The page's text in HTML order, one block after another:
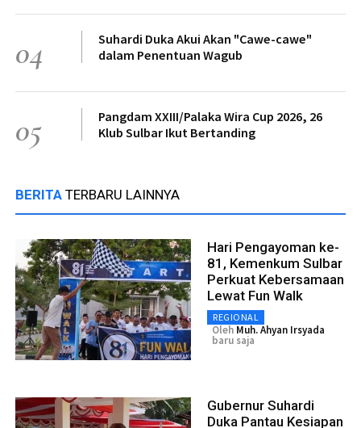
04
Suhardi Duka Akui Akan "Cawe-cawe"
dalam Penentuan Wagub
05
Pangdam XXIII/Palaka Wira Cup 2026, 26
Klub Sulbar Ikut Bertanding
BERITA TERBARU LAINNYA
Hari Pengayoman ke-
81, Kemenkum Sulbar
Perkuat Kebersamaan
Lewat Fun Walk
REGIONAL
Oleh Muh. Ahyan Irsyada
baru saja
Gubernur Suhardi
Duka Pantau Kesiapan